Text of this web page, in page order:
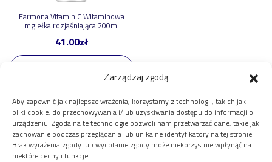
Zarządzaj zgodą
Aby zapewnić jak najlepsze wrażenia, korzystamy z technologii, takich jak
pliki cookie, do przechowywania i/lub uzyskiwania dostępu do informacji o
urządzeniu. Zgoda na te technologie pozwoli nam przetwarzać dane, takie jak
zachowanie podczas przeglądania lub unikalne identyfikatory na tej stronie.
Brak wyrażenia zgody lub wycofanie zgody może niekorzystnie wpłynąć na
niektóre cechy i funkcje.
Farmona Vitamin C Witaminowa
mgiełka rozjaśniająca 200ml
41.00zł
Twoje Konto
Twoje konto